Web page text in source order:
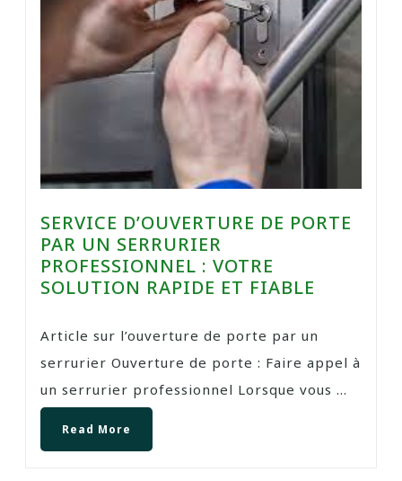
SERVICE D’OUVERTURE DE PORTE
PAR UN SERRURIER
PROFESSIONNEL : VOTRE
SOLUTION RAPIDE ET FIABLE
Article sur l’ouverture de porte par un
serrurier Ouverture de porte : Faire appel à
un serrurier professionnel Lorsque vous ...
Read More